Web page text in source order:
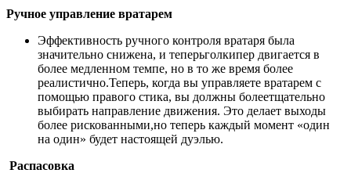
Ручное управление вратарем
Эффективность ручного контроля вратаря была
значительно снижена, и теперьголкипер двигается в
более медленном темпе, но в то же время более
реалистично.Теперь, когда вы управляете вратарем с
помощью правого стика, вы должны болеетщательно
выбирать направление движения. Это делает выходы
более рискованными,но теперь каждый момент «один
на один» будет настоящей дуэлью.
Распасовка